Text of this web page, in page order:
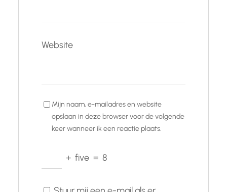
Website
Mijn naam, e-mailadres en website
opslaan in deze browser voor de volgende
keer wanneer ik een reactie plaats.
+ five = 8